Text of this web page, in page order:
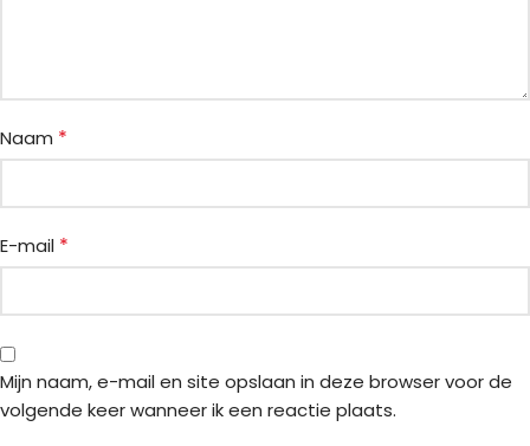
Naam *
E-mail *
Mijn naam, e-mail en site opslaan in deze browser voor de
volgende keer wanneer ik een reactie plaats.